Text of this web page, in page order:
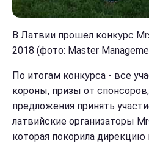
В Латвии прошел конкурс
2018 (фото: Master
По итогам конкурса - все
короны, призы от
предложения принять
латвийские организаторы
которая покорила